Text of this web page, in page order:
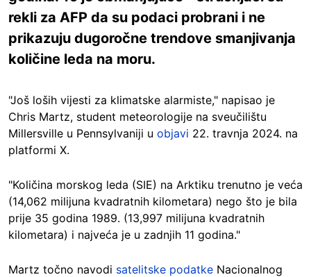
rekli za AFP da su podaci probrani i ne
prikazuju dugoročne trendove smanjivanja
količine leda na moru.
"Još loših vijesti za klimatske alarmiste," napisao je
Chris Martz, student meteorologije na sveučilištu
Millersville u Pennsylvaniji u objavi 22. travnja 2024. na
platformi X.
"Količina morskog leda (SIE) na Arktiku trenutno je veća
(14,062 milijuna kvadratnih kilometara) nego što je bila
prije 35 godina 1989. (13,997 milijuna kvadratnih
kilometara) i najveća je u zadnjih 11 godina."
Martz točno navodi satelitske podatke Nacionalnog